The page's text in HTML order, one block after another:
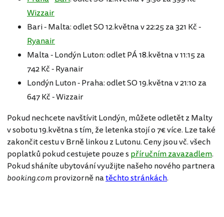
Wizzair
Bari - Malta: odlet SO 12.května v 22:25 za 321 Kč -
Ryanair
Malta - Londýn Luton: odlet PÁ 18.května v 11:15 za
742 Kč - Ryanair
Londýn Luton - Praha: odlet SO 19.května v 21:10 za
647 Kč - Wizzair
Pokud nechcete navštívit Londýn, můžete odletět z Malty
v sobotu 19.května s tím, že letenka stojí o 7€ více. Lze také
zakončit cestu v Brně linkou z Lutonu. Ceny jsou vč. všech
poplatků pokud cestujete pouze s příručním zavazadlem.
Pokud sháníte ubytování využijte našeho nového partnera
booking.comprovizorně natěchto stránkách.